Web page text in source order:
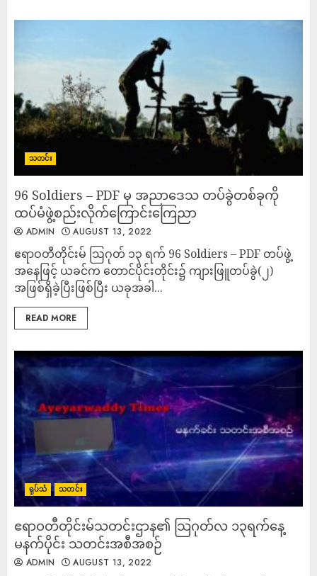
သတင်း
96 Soldiers – PDF မှ အညာဒေသ တပ်ခွဲတစ်ခုကို
ထပ်မံဖွဲ့စည်းလိုက်ကြောင်းကြေညာ
ADMIN AUGUST 13, 2022
ဧရာဝတီတိုင်းမ် ဩဂုတ် ၁၃ ရက် 96 Soldiers – PDF တပ်ဖွဲ့
အနေဖြင့် ယခင်က တောင်ပိုင်းတိုင်း၌ ကျားဖြူတပ်ခွဲ(၂)
အဖြစ်ရှိခဲ့ပြီးဖြစ်ပြီး ယခုအခါ...
READ MORE
ရုပ်သံ သတင်း
ဧရာဝတီတိုင်းမ်သတင်းဌာန၏ သြဂုတ်လ ၁၃ရက်နေ့
မနက်ပိုင်း သတင်းအစီအစဉ်
ADMIN AUGUST 13, 2022